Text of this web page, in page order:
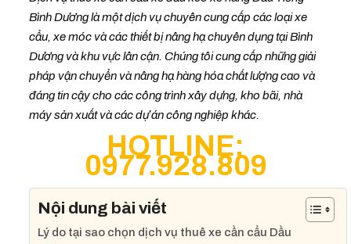
Bình Dương là một dịch vụ chuyên cung cấp các loại xe
cẩu, xe móc và các thiết bị nâng hạ chuyên dụng tại Bình
Dương và khu vực lân cận. Chúng tôi cung cấp những giải
pháp vận chuyển và nâng hạ hàng hóa chất lượng cao và
đáng tin cậy cho các công trình xây dựng, kho bãi, nhà
máy sản xuất và các dự án công nghiệp khác.
HOTLINE:
0977.928.809
Nội dung bài viết
Lý do tại sao chọn dịch vụ thuê xe cần cẩu Dầu